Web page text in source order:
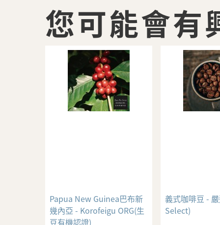
您可能會有
Papua New Guinea巴布新
幾內亞 - Korofeigu ORG(生
豆有機認證)
義式咖啡豆 -
Select)